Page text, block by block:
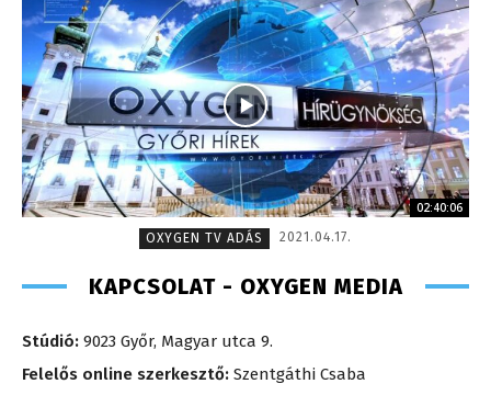
02:40:06
OXYGEN TV ADÁS
2021.04.17.
KAPCSOLAT - OXYGEN MEDIA
Stúdió: 9023 Győr, Magyar utca 9.
Felelős online szerkesztő: Szentgáthi Csaba